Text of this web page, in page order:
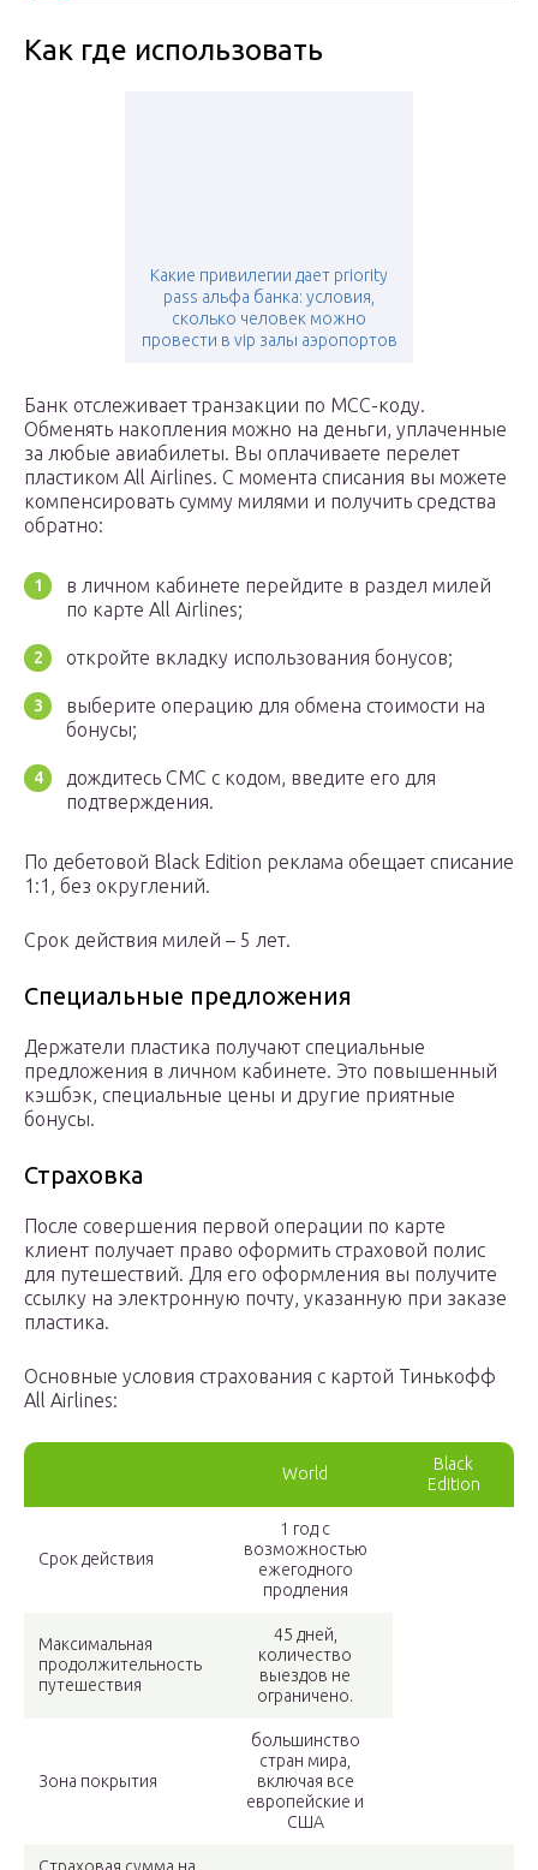
Как где использовать
Какие привилегии дает priority
pass альфа банка: условия,
сколько человек можно
провести в vip залы аэропортов
Банк отслеживает транзакции по MCC-коду.
Обменять накопления можно на деньги, уплаченные
за любые авиабилеты. Вы оплачиваете перелет
пластиком All Airlines. С момента списания вы можете
компенсировать сумму милями и получить средства
обратно:
в личном кабинете перейдите в раздел милей
по карте All Airlines;
откройте вкладку использования бонусов;
выберите операцию для обмена стоимости на
бонусы;
дождитесь СМС с кодом, введите его для
подтверждения.
По дебетовой Black Edition реклама обещает списание
1:1, без округлений.
Срок действия милей – 5 лет.
Специальные предложения
Держатели пластика получают специальные
предложения в личном кабинете. Это повышенный
кэшбэк, специальные цены и другие приятные
бонусы.
Страховка
После совершения первой операции по карте
клиент получает право оформить страховой полис
для путешествий. Для его оформления вы получите
ссылку на электронную почту, указанную при заказе
пластика.
Основные условия страхования с картой Тинькофф
All Airlines:
World
Black
Edition
Срок действия
1 год с
возможностью
ежегодного
продления
Максимальная
продолжительность
путешествия
45 дней,
количество
выездов не
ограничено.
Зона покрытия
большинство
стран мира,
включая все
европейские и
США